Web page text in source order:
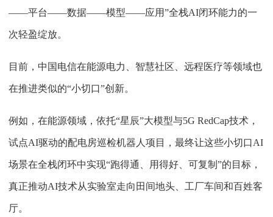
——平台——数据——模型——应用”全栈AI闭环能力的一
次轻盈绽放。
目前，中国电信在能源电力、智慧社区、远程医疗等领域也
在推进类似的“小切口”创新。
例如，在能源领域，依托“星辰”大模型与5G RedCap技术，
试点AI驱动的配电房巡检机器人项目，最终让这些小切口AI
场景在全栈闭环中实现“跑得通、用得好、可复制”的目标，
真正推动AI技术从实验室走向田间地头、工厂车间和百姓客
厅。